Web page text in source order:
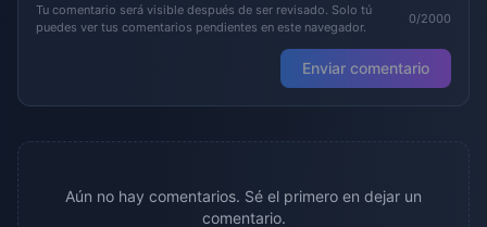
Tu comentario será visible después de ser revisado. Solo tú
puedes ver tus comentarios pendientes en este navegador.
0/2000
Enviar comentario
Aún no hay comentarios. Sé el primero en dejar un
comentario.